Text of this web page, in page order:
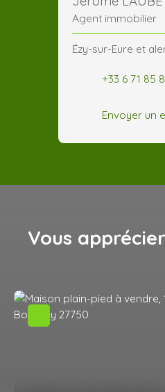
Agent immobilier
Ézy-sur-Eure et
+33 6 71 85
Envoyer un
Vous